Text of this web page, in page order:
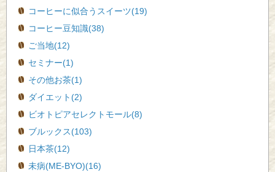
コーヒーに似合うスイーツ(19)
コーヒー豆知識(38)
ご当地(12)
セミナー(1)
その他お茶(1)
ダイエット(2)
ビオトピアセレクトモール(8)
ブルックス(103)
日本茶(12)
未病(ME-BYO)(16)